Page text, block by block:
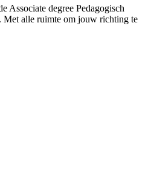
Associate degree Pedagogisch
Met alle ruimte om jouw richting te